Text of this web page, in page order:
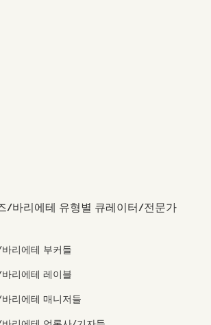
/바리에테 유형별 큐레이터/전문가
리에테 부커들
리에테 레이블
리에테 매니저들